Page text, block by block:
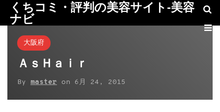
くちコミ・評判の美容サイト-美容
ナビ
大阪府
ＡｓＨａｉｒ
By master on 6月 24, 2015